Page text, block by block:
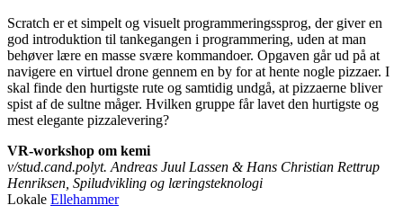
Scratch er et simpelt og visuelt programmeringssprog, der giver en
god introduktion til tankegangen i programmering, uden at man
behøver lære en masse svære kommandoer. Opgaven går ud på at
navigere en virtuel drone gennem en by for at hente nogle pizzaer. I
skal finde den hurtigste rute og samtidig undgå, at pizzaerne bliver
spist af de sultne måger. Hvilken gruppe får lavet den hurtigste og
mest elegante pizzalevering?
VR-workshop om kemi
v/stud.cand.polyt. Andreas Juul Lassen & Hans Christian Rettrup
Henriksen, Spiludvikling og læringsteknologi
Lokale Ellehammer